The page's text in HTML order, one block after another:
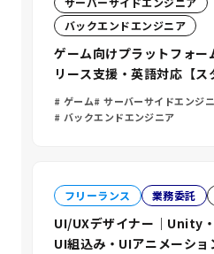
バックエンドエンジニア
ゲーム向けプラットフォー
リース支援・英語対応【ス
ゲーム
サーバーサイドエンジ
バックエンドエンジニア
フリーランス 業務委託
UI/UXデザイナー｜Unity
UI組込み・UIアニメーシ